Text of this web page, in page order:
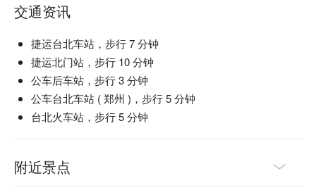
交通资讯
捷运台北车站，步行 7 分钟
捷运北门站，步行 10 分钟
公车后车站，步行 3 分钟
公车台北车站 ( 郑州 )，步行 5 分钟
台北火车站，步行 5 分钟
附近景点